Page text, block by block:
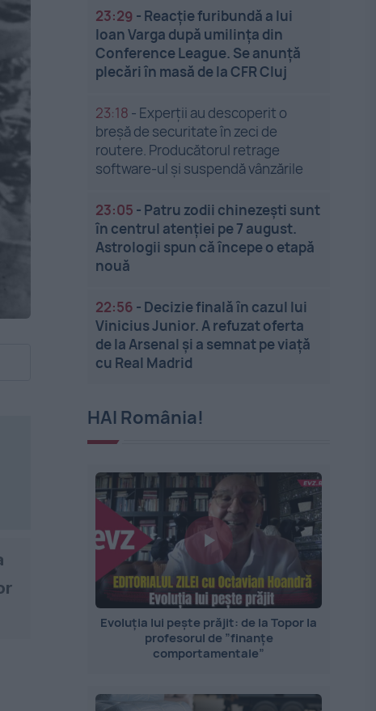
23:29 - Reacție furibundă a lui
Ioan Varga după umilința din
Conference League. Se anunță
plecări în masă de la CFR Cluj
23:18 - Experții au descoperit o
breșă de securitate în zeci de
routere. Producătorul retrage
software-ul și suspendă vânzările
23:05 - Patru zodii chinezești sunt
în centrul atenției pe 7 august.
Astrologii spun că începe o etapă
nouă
22:56 - Decizie finală în cazul lui
Vinicius Junior. A refuzat oferta
de la Arsenal și a semnat pe viață
cu Real Madrid
HAI România!
Evoluția lui pește prăjit: de la Topor la
profesorul de ”finanțe
comportamentale”